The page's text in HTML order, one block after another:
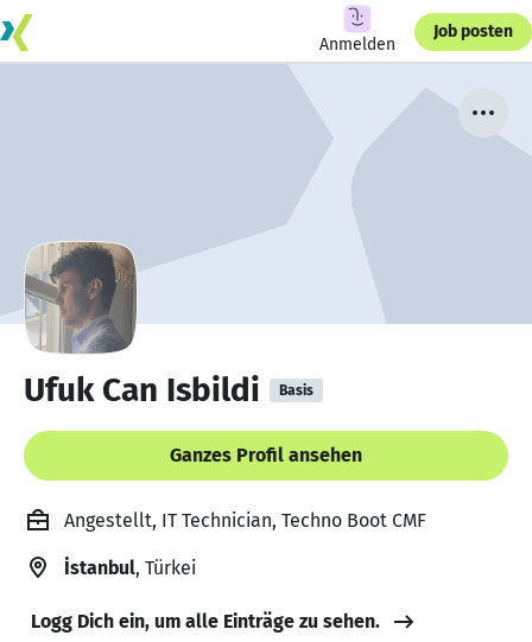
Anmelden
Job posten
Ufuk Can Isbildi Basis
Ganzes Profil ansehen
Angestellt, IT Technician, Techno Boot CMF
İstanbul, Türkei
Logg Dich ein, um alle Einträge zu sehen.